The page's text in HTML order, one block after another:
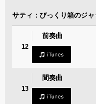
サティ：びっくり箱のジ
12
前奏曲
13
間奏曲